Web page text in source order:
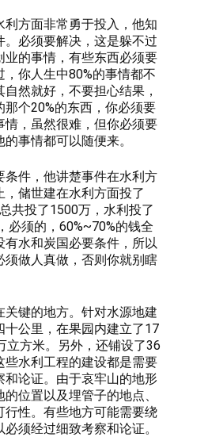
方面非常勇于投入，他知
必须要解决，这是躲不过
的事情，有些东西必须要
你人生中80%的事情都不
然就好，不要担心结果，
个20%的东西，你必须要
，虽然很难，但你必须要
事情都可以随便来。
件，他讲楚事件在水利方
储世建在水利方面投了
共投了1500万，水利投了
必须的，60%~70%的钱全
水和炭国必要条件，所以
做人真做，否则你就别瞎
键的地方。针对水源地建
公里，在果园内建立了17
立方米。另外，还铺设了36
水利工程的建设都是需要
论证。由于哀牢山的地形
位置以及埋管子的地点、
性。有些地方可能需要绕
须经过细致考察和论证。